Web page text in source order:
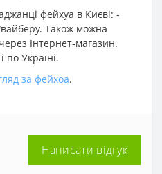
фейхуа в Києві: -
Також можна
Інтернет-магазин.
по Україні.
за фейхоа.
Написати відгук